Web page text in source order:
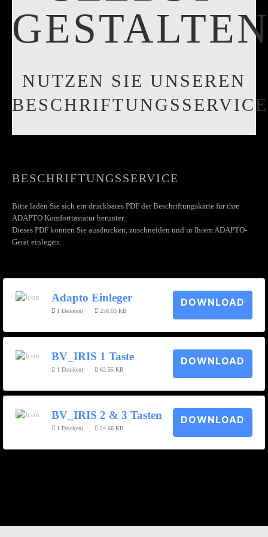
NUTZEN SIE UNSEREN
BESCHRIFTUNGSSERVICE
BESCHRIFTUNGSSERVICE
Bitte laden Sie sich ein druckbares PDF der Beschriftungskarte für ihre
ADAPTO Komforttastatur herunter.
Dieses PDF können Sie ausdrucken, zuschneiden und in Ihrem ADAPTO-
Gerät einlegen.
Adapto Einleger
1 Datei(en) 258.03 KB
DOWNLOAD
BV_IRIS 1 Taste
1 Datei(en) 62.55 KB
DOWNLOAD
BV_IRIS 2 & 3 Tasten
1 Datei(en) 24.66 KB
DOWNLOAD